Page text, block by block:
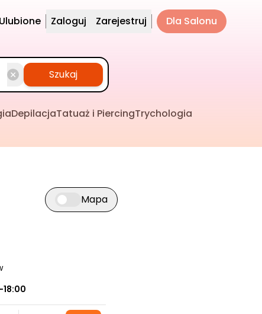
Ulubione Zaloguj Zarejestruj Dla Salonu
Szukaj
DepilacjaTatuaż i PiercingTrychologia
Przełącz widok mapy
Mapa